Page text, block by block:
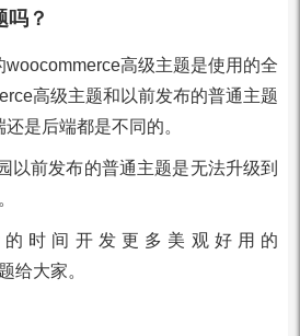
？
woocommerce高级主题是使用的全
高级主题和以前发布的普通主题
是后端都是不同的。
以前发布的普通主题是无法升级到
时间开发更多美观好用的
给大家。